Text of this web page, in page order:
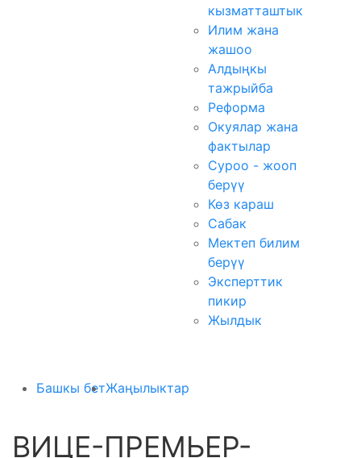
кызматташтык
Илим жана
жашоо
Алдыңкы
тажрыйба
Реформа
Окуялар жана
фактылар
Суроо - жооп
берүү
Көз караш
Сабак
Мектеп билим
берүү
Эксперттик
пикир
Жылдык
Башкы бетЖаңылыктар
ВИЦЕ-ПРЕМЬЕР-